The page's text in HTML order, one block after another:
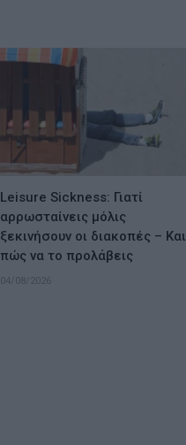
Leisure Sickness: Γιατί
αρρωσταίνεις μόλις
ξεκινήσουν οι διακοπές – Και
πώς να το προλάβεις
04/08/2026